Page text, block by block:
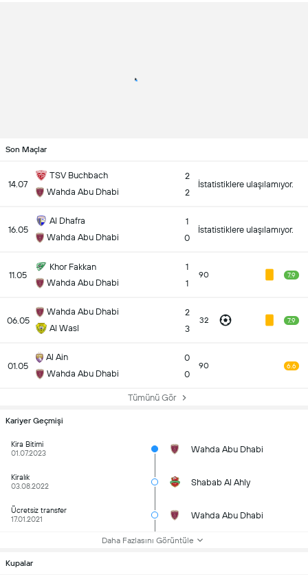
Son Maçlar
14.07
TSV Buchbach
Wahda Abu Dhabi
2
2
İstatistiklere ulaşılamıyor.
16.05
Al Dhafra
Wahda Abu Dhabi
1
0
İstatistiklere ulaşılamıyor.
11.05
Khor Fakkan
Wahda Abu Dhabi
1
1
90 7.9
06.05
Wahda Abu Dhabi
Al Wasl
2
3
32 7.9
01.05
Al Ain
Wahda Abu Dhabi
0
0
90 6.6
Tümünü Gör
Kariyer Geçmişi
Kira Bitimi
01.07.2023
Wahda Abu Dhabi
Kiralık
03.08.2022
Shabab Al Ahly
Ücretsiz transfer
17.01.2021
Wahda Abu Dhabi
Daha Fazlasını Görüntüle
Kupalar